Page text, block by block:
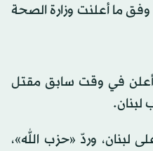
طفلان و3 نساء، وفق ما أعلنت وزارة الصحة
أعلن في وقت سابق مقتل
لبنان، وردّ «حزب الله»،